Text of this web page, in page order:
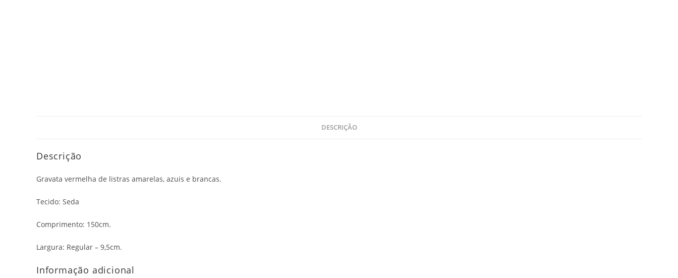
DESCRIÇÃO
Descrição
Gravata vermelha de listras amarelas, azuis e brancas.
Tecido: Seda
Comprimento: 150cm.
Largura: Regular – 9,5cm.
Informação adicional